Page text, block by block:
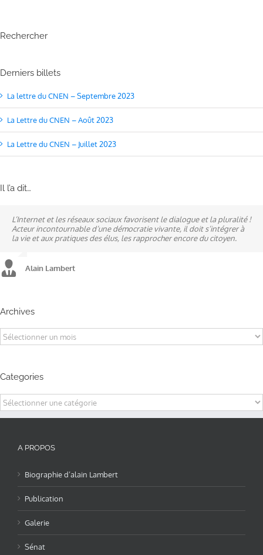
Rechercher
Derniers billets
La lettre du CNEN – Septembre 2023
La Lettre du CNEN – Août 2023
La Lettre du CNEN – Juillet 2023
Il l’a dit…
L’Internet et les réseaux sociaux favorisent le dialogue et la pluralité !
Acteur incontournable d’une démocratie vivante, il doit s’intégrer à
la vie et aux pratiques des élus, les rapprocher encore du citoyen.
Alain Lambert
Ne pas subir, mais construire son destin, telle est la philosophie qui
n’a cessé de mobiliser la ville d’Alençon, son agglomération et ses
élus.
Alain Lambert
A mes yeux, la politique est synonyme de service : un sénateur doit
être au service des élus et des communes comme un maire sait si bien
l’être au service des habitants.
Alain Lambert
Archives
Archives
Categories
Categories
A PROPOS
Biographie d’alain Lambert
Publication
Galerie
Sénat